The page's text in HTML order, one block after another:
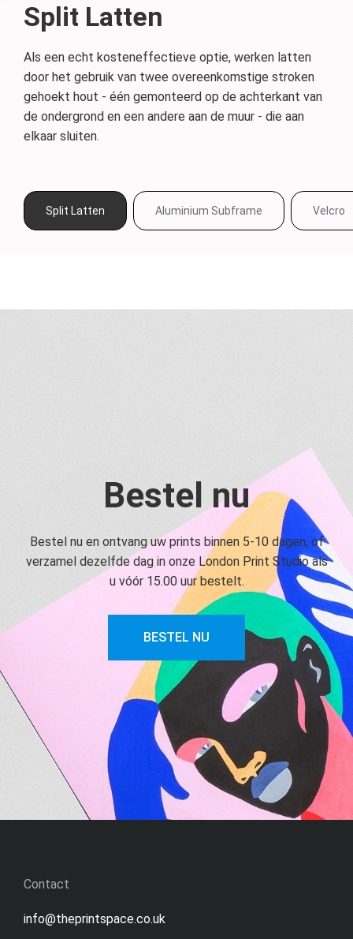
Split Latten
Als een echt kosteneffectieve optie, werken latten
door het gebruik van twee overeenkomstige stroken
gehoekt hout - één gemonteerd op de achterkant van
de ondergrond en een andere aan de muur - die aan
elkaar sluiten.
Aluminium Subframe
Subframes zijn licht, sterk en hangen aan schroeven,
waardoor ze extreem veelzijdig zijn.
Velcro
Velcro maakt het monteren op de muur snel en
eenvoudig. Een populaire keuze voor tijdelijk
tentoonstellingsgebruik en lichte substraten zoals
kaart, Foamboard en Foamex.
MDF Fixing Options
Nagelbevestigingen zijn alleen voor gebruik bij MDF-
montage. Er zijn verschillende opties en degene die je
kiest, hangt af van je persoonlijke voorkeur.
Split Latten Aluminium Subframe Velcro
Bestel nu
Bestel nu en ontvang uw prints binnen 5-10 dagen, of
verzamel dezelfde dag in onze London Print Studio als
u vóór 15.00 uur bestelt.
BESTEL NU
Contact
info@theprintspace.co.uk